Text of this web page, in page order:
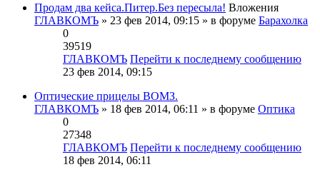
Продам два кейса.Питер.Без пересыла! Вложения
ГЛАВКОМЪ » 23 фев 2014, 09:15 » в форуме Барахолка
0
39519
ГЛАВКОМЪ Перейти к последнему сообщению
23 фев 2014, 09:15
Оптические прицелы ВОМЗ.
ГЛАВКОМЪ » 18 фев 2014, 06:11 » в форуме Оптика
0
27348
ГЛАВКОМЪ Перейти к последнему сообщению
18 фев 2014, 06:11